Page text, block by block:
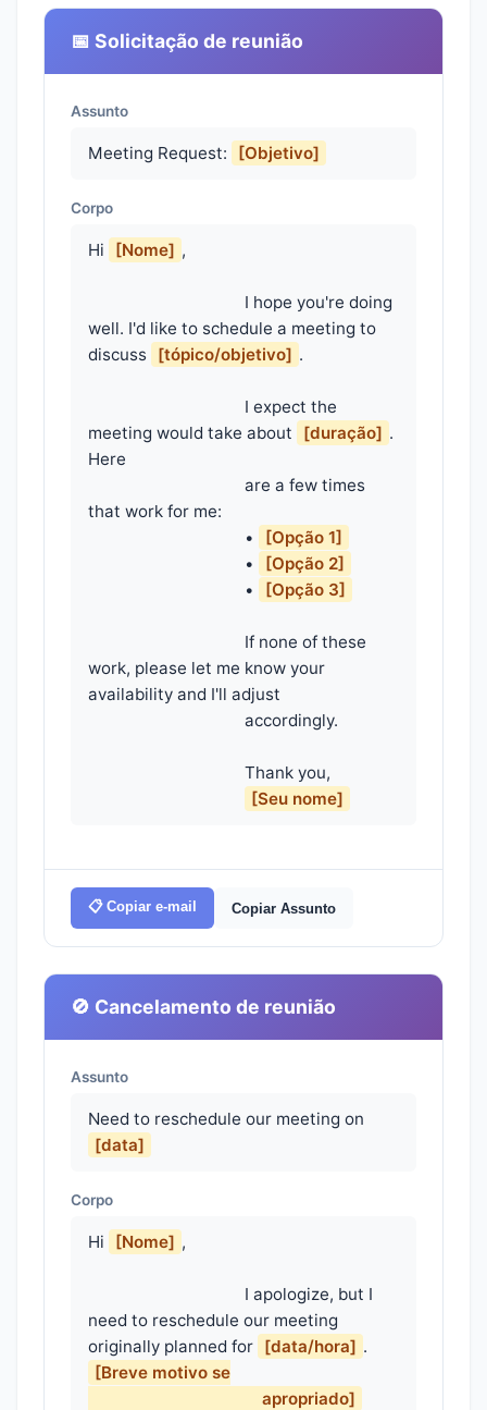
📅 Solicitação de reunião
Assunto
Meeting Request: [Objetivo]
Corpo
Hi [Nome] ,
well. I'd like to schedule a meeting to
discuss [tópico/objetivo] .
meeting would take about
[duração] .
Here
that work for me:
                                    •
[Opção 1]
                                    •
[Opção 2]
                                    •
[Opção 3]
work, please let me know your
availability and I'll adjust
[Seu nome]
📋 Copiar e-mail Copiar Assunto
🚫 Cancelamento de reunião
Assunto
Need to reschedule our meeting on
[data]
Corpo
Hi [Nome] ,
need to reschedule our meeting
originally planned for [data/hora]
[Breve motivo se
                                        apropriado]